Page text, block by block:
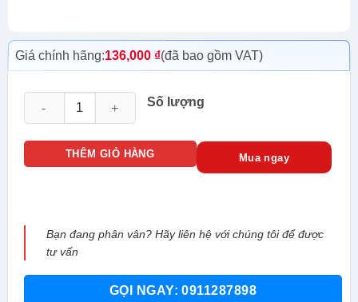
Giá chính hãng:136,000 ₫(đã bao gồm VAT)
Số lượng
Cáp dữ liệu VIDEO HDMI 2.0 nối dài dài 0.5M Ugreen 40400
THÊM GIỎ HÀNG Mua ngay
Bạn đang phân vân? Hãy liên hệ với chúng tôi để được
tư vấn
GỌI NGAY: 0911287898